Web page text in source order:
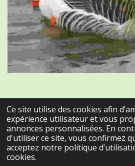
Ce site utilise des cookies afin
expérience utilisateur et vous
annonces personnalisées. En
d'utiliser ce site, vous confirmez
acceptez notre politique
cookies.
Créez votre propre site